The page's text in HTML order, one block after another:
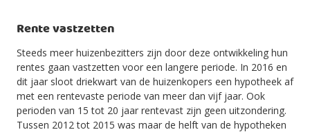
Rente vastzetten
Steeds meer huizenbezitters zijn door deze ontwikkeling hun
rentes gaan vastzetten voor een langere periode. In 2016 en
dit jaar sloot driekwart van de huizenkopers een hypotheek af
met een rentevaste periode van meer dan vijf jaar. Ook
perioden van 15 tot 20 jaar rentevast zijn geen uitzondering.
Tussen 2012 tot 2015 was maar de helft van de hypotheken